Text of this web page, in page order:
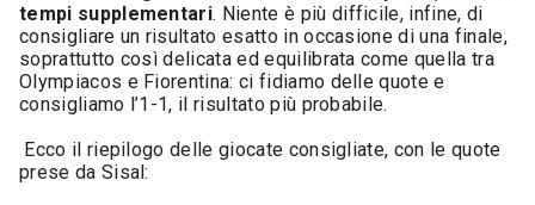
tempi supplementari. Niente è più difficile, infine, di
consigliare un risultato esatto in occasione di una finale,
soprattutto così delicata ed equilibrata come quella tra
Olympiacos e Fiorentina: ci fidiamo delle quote e
consigliamo l’1-1, il risultato più probabile.
Ecco il riepilogo delle giocate consigliate, con le quote
prese da Sisal: